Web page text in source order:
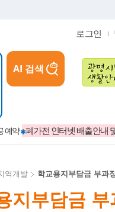
로그인
AI 검색
예약 폐가전 인터넷 배출안내
시정자료실
설치현황
경제활성화/교육/일
(재)경기도민
역개발 학교용지부담금 부과
지부담금 부